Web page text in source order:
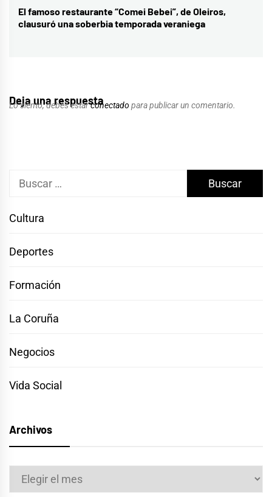
Entrada
siguiente:
El famoso restaurante “Comei Bebei”, de Oleiros,
clausuró una soberbia temporada veraniega
Deja una respuesta
Lo siento, debes estarconectado para publicar un comentario.
Buscar:
Cultura
Deportes
Formación
La Coruña
Negocios
Vida Social
Archivos
Archivos